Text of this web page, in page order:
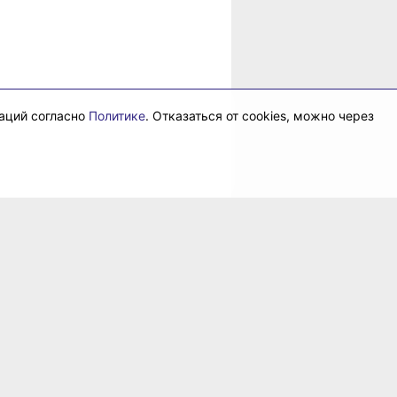
согласно Политике. Отказаться от cookies, можно через